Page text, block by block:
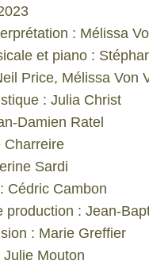
: Mélissa
et piano :
Price, Mélissa Von
: Julia Christ
Damien Ratel
Charreire
Sardi
Cédric Cambon
production : Jean-
: Marie Greffier
Mouton